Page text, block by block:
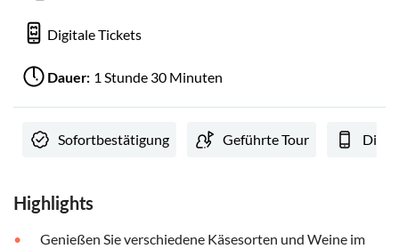
Digitale Tickets
Dauer: 1 Stunde 30 Minuten
Sofortbestätigung Geführte Tour
Highlights
Genießen Sie verschiedene Käsesorten und Weine im